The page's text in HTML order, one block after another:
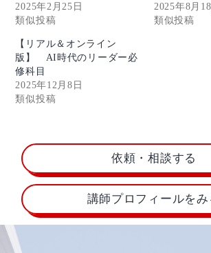
2025年2月25日
類似投稿
2025年8月
類似投稿
【リアル＆オンライン
版】 AI時代のリーダー必
修科目
2025年12月8日
類似投稿
依頼・相談する
講師プロフィールをみ